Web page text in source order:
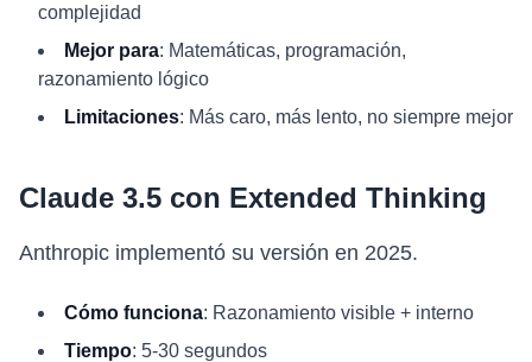
complejidad
Mejor para: Matemáticas, programación,
razonamiento lógico
Limitaciones: Más caro, más lento, no siempre mejor
Claude 3.5 con Extended Thinking
Anthropic implementó su versión en 2025.
Cómo funciona: Razonamiento visible + interno
Tiempo: 5-30 segundos